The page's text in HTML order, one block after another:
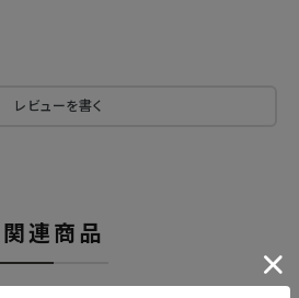
レビューを書く
関連商品